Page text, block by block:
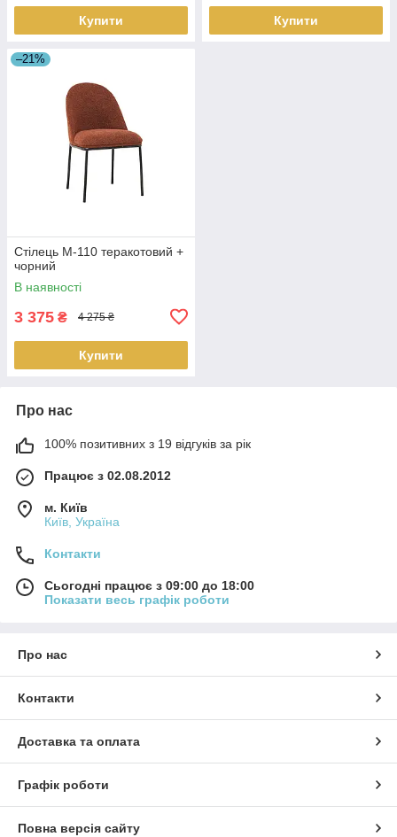
Купити Купити
–21%
Стілець M-110 теракотовий +
чорний
В наявності
3 375 ₴ 4 275 ₴
Купити
Про нас
100% позитивних з 19 відгуків за рік
Працює з 02.08.2012
м. Київ
Київ, Україна
Контакти
Сьогодні працює з 09:00 до 18:00
Показати весь графік роботи
Про нас
Контакти
Доставка та оплата
Графік роботи
Повна версія сайту